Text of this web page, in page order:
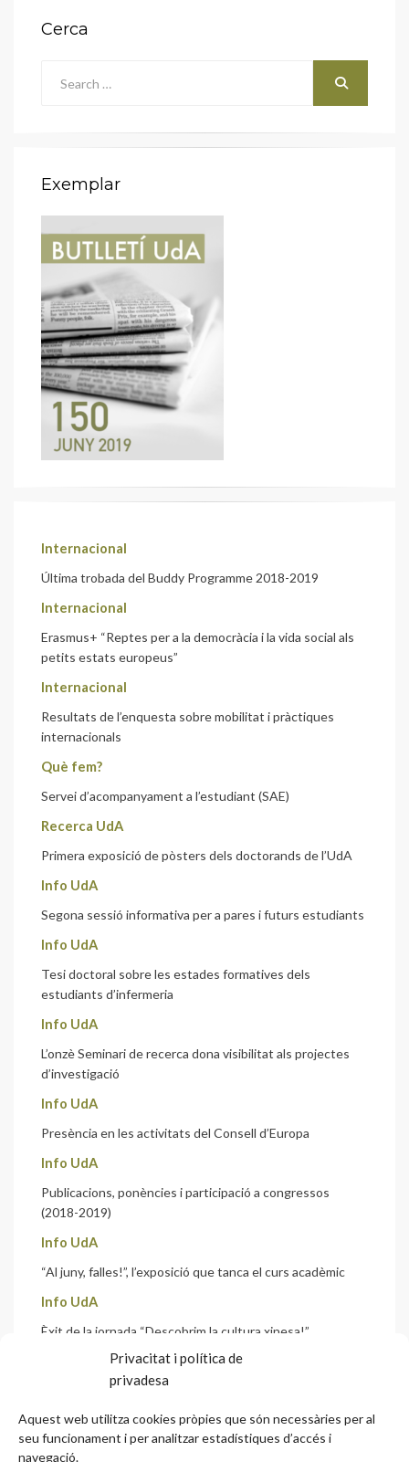
Privacitat i política de
privadesa
Aquest web utilitza cookies pròpies que són necessàries per al
seu funcionament i per analitzar estadístiques d’accés i
navegació.
Cerca
Exemplar
Internacional
Última trobada del Buddy Programme 2018-2019
Internacional
Erasmus+ “Reptes per a la democràcia i la vida social als
petits estats europeus”
Internacional
Resultats de l’enquesta sobre mobilitat i pràctiques
internacionals
Què fem?
Servei d’acompanyament a l’estudiant (SAE)
Recerca UdA
Primera exposició de pòsters dels doctorands de l’UdA
Info UdA
Segona sessió informativa per a pares i futurs estudiants
Info UdA
Tesi doctoral sobre les estades formatives dels
estudiants d’infermeria
Info UdA
L’onzè Seminari de recerca dona visibilitat als projectes
d’investigació
Info UdA
Presència en les activitats del Consell d’Europa
Info UdA
Publicacions, ponències i participació a congressos
(2018-2019)
Info UdA
“Al juny, falles!”, l’exposició que tanca el curs acadèmic
Info UdA
Èxit de la jornada “Descobrim la cultura xinesa!”
Creix la presència de l’UdA a les xarxes socials, amb prop
Biblioteca